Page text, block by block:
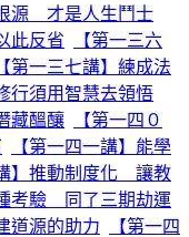
源 才是人生鬥士
此反省
【第一三六
【第一三七講】練成法
行須用智慧去領悟
藏醞釀
【第一四０
【第一四一講】能學
】推動制度化 讓教
考驗 同了三期劫運
道源的助力
【第一四